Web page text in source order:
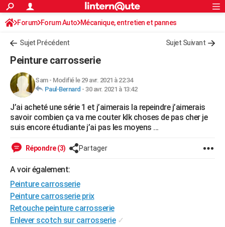
ACTUALITÉS
Politique
Société
Faits Divers
Education
Monde
Villes
+
FINANCE
Retraite
Impôts
Epargne
Immobilier
Risques naturels par ville
Banque
Assurance
Crédit
AUTO
Essais
Réserver un essai
Citadines
Berlines
SUV
Forum auto
+HIGH-TECH
Mobiles
Meilleur smartphone
Internet
Ordinateurs
Jeux vidéo
Guide high-tech
+
Forum
Aménagement intérieur
Extérieur
Cuisine
Salle de bains
Jardinage
Rangement
WEEK-END
Guides de France
Escapades
Patrimoine
Expositions
Musées
Week-end nature
+LIFESTYLE
Art de vivre
Bien-être
Loisirs
Mode
Modes de vie
SANTE
Alimentation
Guide de la santé
Maladies
Médicaments
Sommeil
VOYAGE
Rechercher
S'inscrire
Connexion
Forum Forum Auto Mécanique, entretien et pannes
Sujet Précédent Sujet Suivant
Peinture carrosserie
Sam- Modifié le 29 avr. 2021 à 22:34
Paul-Bernard - 30 avr. 2021 à 13:42
J’ai acheté une série 1 et j’aimerais la repeindre j’aimerais
savoir combien ça va me couter klk choses de pas cher je
suis encore étudiante j’ai pas les moyens ...
Répondre (3) Partager
A voir également:
Peinture carrosserie
Peinture carrosserie prix
Retouche peinture carrosserie
Enlever scotch sur carrosserie ✓